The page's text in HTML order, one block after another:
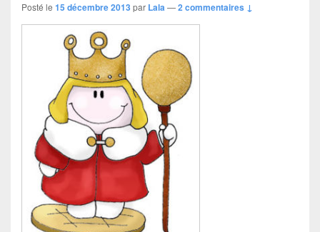
Posté le 15 décembre 2013 par Lala—2 commentaires ↓